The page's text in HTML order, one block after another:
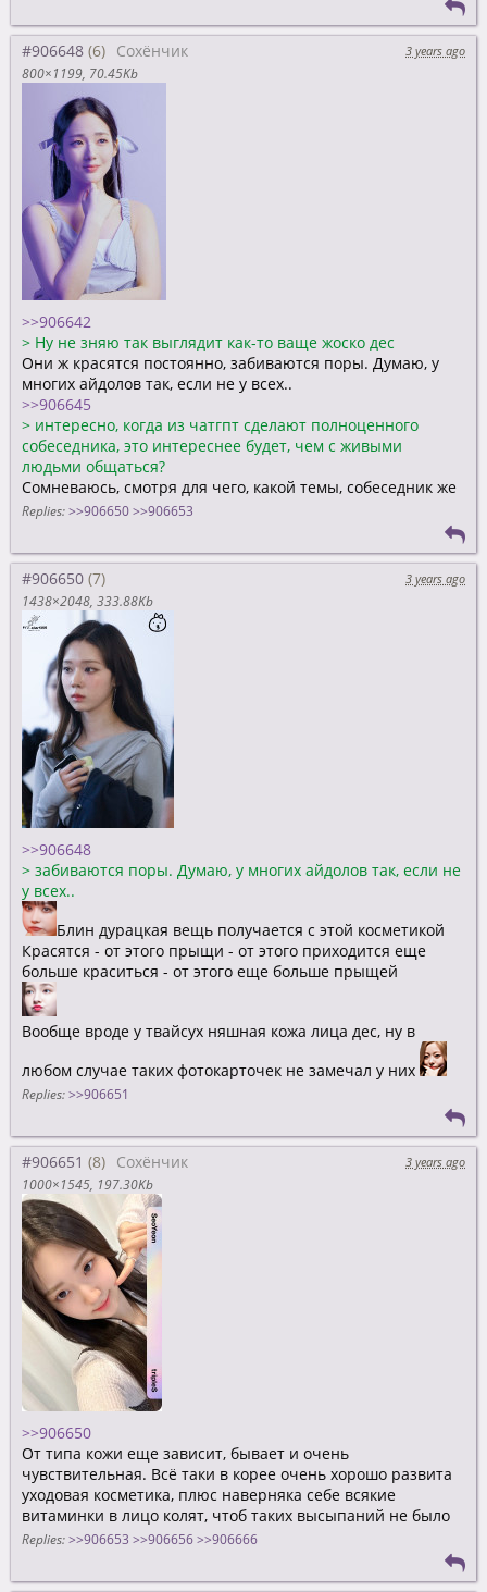
#906648 Сохёнчик
3 years ago
800×1199 70.45Kb
>>906642
> Ну не зняю так выглядит как-то ваще жоско дес
Они ж красятся постоянно, забиваются поры. Думаю, у
многих айдолов так, если не у всех..
>>906645
> интересно, когда из чатгпт сделают полноценного
собеседника, это интереснее будет, чем с живыми
людьми общаться?
Сомневаюсь, смотря для чего, какой темы, собеседник же
Replies: >>906650 >>906653
#906650
3 years ago
1438×2048 333.88Kb
>>906648
> забиваются поры. Думаю, у многих айдолов так, если не
у всех..
Блин дурацкая вещь получается с этой косметикой
Красятся - от этого прыщи - от этого приходится еще
больше краситься - от этого еще больше прыщей
Вообще вроде у твайсух няшная кожа лица дес, ну в
любом случае таких фотокарточек не замечал у них
Replies: >>906651
#906651 Сохёнчик
3 years ago
1000×1545 197.30Kb
>>906650
От типа кожи еще зависит, бывает и очень
чувствительная. Всё таки в корее очень хорошо развита
уходовая косметика, плюс наверняка себе всякие
витаминки в лицо колят, чтоб таких высыпаний не было
Replies: >>906653 >>906656 >>906666